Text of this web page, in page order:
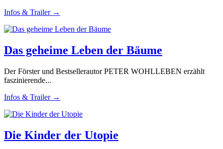
Infos & Trailer →
Das geheime Leben der Bäume
Der Förster und Bestsellerautor PETER WOHLLEBEN erzählt
faszinierende...
Infos & Trailer →
Die Kinder der Utopie